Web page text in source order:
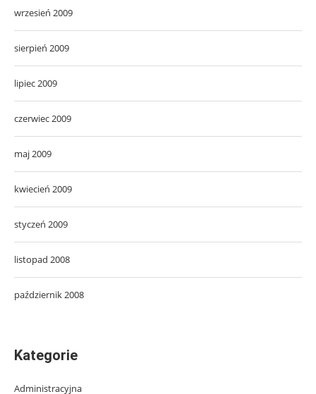
wrzesień 2009
sierpień 2009
lipiec 2009
czerwiec 2009
maj 2009
kwiecień 2009
styczeń 2009
listopad 2008
październik 2008
Kategorie
Administracyjna